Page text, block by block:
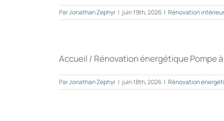
ParJonathan Zephyr | juin 19th, 2026 | Rénovation intérieur
Accueil / Rénovation énergétique Pompe
ParJonathan Zephyr | juin 18th, 2026 | Rénovation